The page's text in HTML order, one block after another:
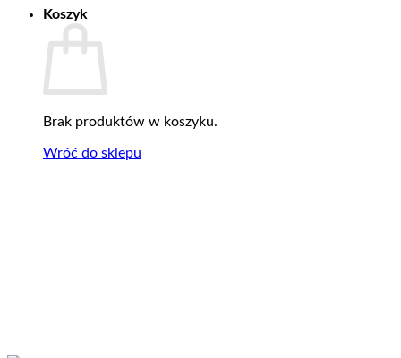
Koszyk
Brak produktów w koszyku.
Wróć do sklepu